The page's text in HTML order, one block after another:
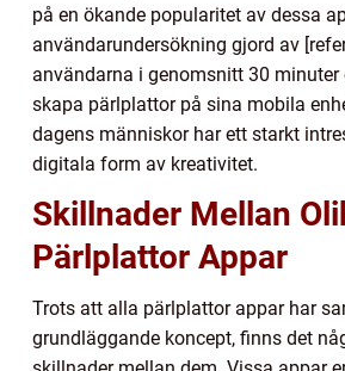
på en ökande popularitet av dessa
användarundersökning gjord av
användarna i genomsnitt 30
skapa pärlplattor på sina mobila
dagens människor har ett starkt
digitala form av kreativitet.
Skillnader Mellan
Pärlplattor Appar
Trots att alla pärlplattor appar har
grundläggande koncept, finns det